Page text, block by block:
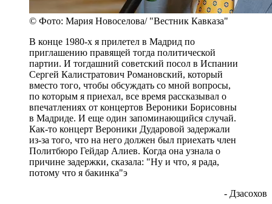
© Фото: Мария Новоселова/ "Вестник Кавказа"
В конце 1980-х я прилетел в Мадрид по
приглашению правящей тогда политической
партии. И тогдашний советский посол в Испании
Сергей Калистратович Романовский, который
вместо того, чтобы обсуждать со мной вопросы,
по которым я приехал, все время рассказывал о
впечатлениях от концертов Вероники Борисовны
в Мадриде. И еще один запоминающийся случай.
Как-то концерт Вероники Дударовой задержали
из-за того, что на него должен был приехать член
Политбюро Гейдар Алиев. Когда она узнала о
причине задержки, сказала: "Ну и что, я рада,
потому что я бакинка"э
- Дзасохов